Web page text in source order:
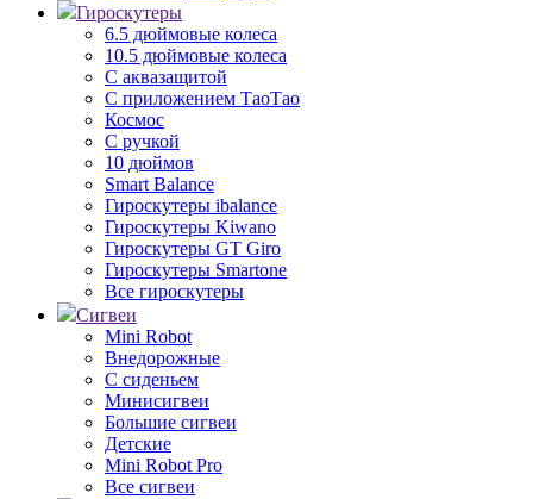
Гироскутеры
6.5 дюймовые колеса
10.5 дюймовые колеса
С аквазащитой
С приложением ТаоТао
Космос
С ручкой
10 дюймов
Smart Balance
Гироскутеры ibalance
Гироскутеры Kiwano
Гироскутеры GT Giro
Гироскутеры Smartone
Все гироскутеры
Сигвеи
Mini Robot
Внедорожные
С сиденьем
Минисигвеи
Большие сигвеи
Детские
Mini Robot Pro
Все сигвеи